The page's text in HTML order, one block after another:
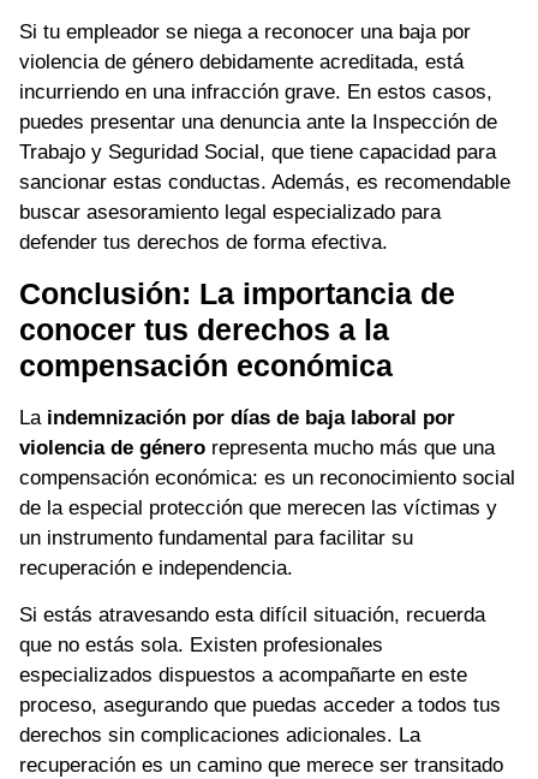
Si tu empleador se niega a reconocer una baja por
violencia de género debidamente acreditada, está
incurriendo en una infracción grave. En estos casos,
puedes presentar una denuncia ante la Inspección de
Trabajo y Seguridad Social, que tiene capacidad para
sancionar estas conductas. Además, es recomendable
buscar asesoramiento legal especializado para
defender tus derechos de forma efectiva.
Conclusión: La importancia de
conocer tus derechos a la
compensación económica
La indemnización por días de baja laboral por
violencia de género representa mucho más que una
compensación económica: es un reconocimiento social
de la especial protección que merecen las víctimas y
un instrumento fundamental para facilitar su
recuperación e independencia.
Si estás atravesando esta difícil situación, recuerda
que no estás sola. Existen profesionales
especializados dispuestos a acompañarte en este
proceso, asegurando que puedas acceder a todos tus
derechos sin complicaciones adicionales. La
recuperación es un camino que merece ser transitado